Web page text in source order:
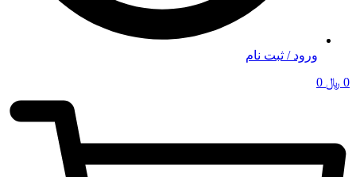
ورود / ثبت نام
0 ﷼ 0